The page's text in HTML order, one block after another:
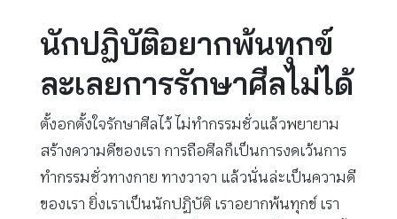
นักปฏิบัติอยากพ้นทุกข์
ละเลยการรักษาศีลไม่ได้
ตั้งอกตั้งใจรักษาศีลไว้ ไม่ทำกรรมชั่วแล้วพยายาม
สร้างความดีของเรา การถือศีลก็เป็นการงดเว้นการ
ทำกรรมชั่วทางกาย ทางวาจา แล้วนั่นล่ะเป็นความดี
ของเรา ยิ่งเราเป็นนักปฏิบัติ เราอยากพ้นทุกข์ เรา